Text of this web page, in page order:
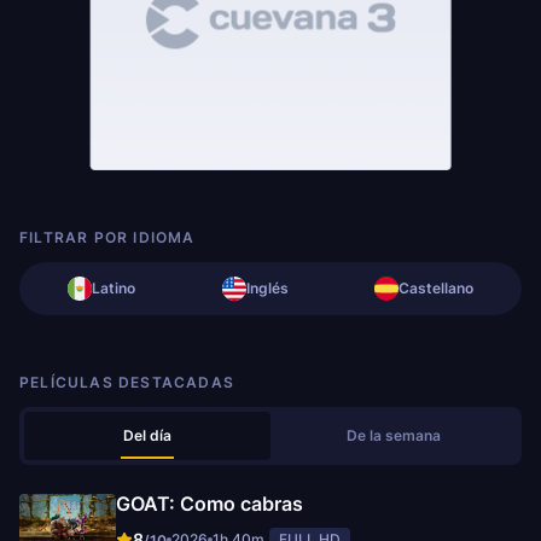
FILTRAR POR IDIOMA
Latino Inglés Castellano
PELÍCULAS DESTACADAS
Del día De la semana
GOAT: Como cabras